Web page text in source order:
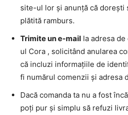
site-ul lor și anunță că dorești
plătită ramburs.
Trimite un e-mail la adresa
ul Cora , solicitând anularea
că incluzi informațiile de
fi numărul comenzii și adresa
Dacă comanda ta nu a fost
poți pur și simplu să refuzi